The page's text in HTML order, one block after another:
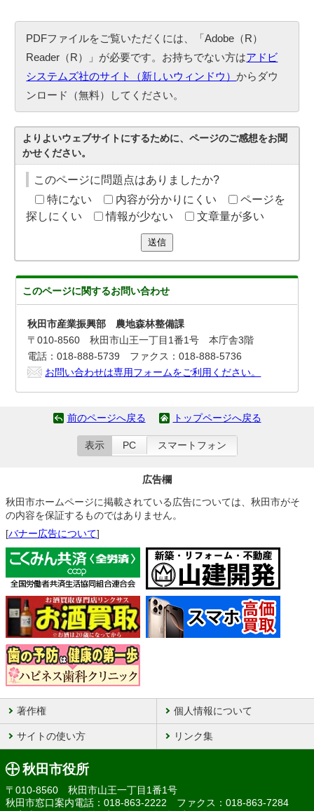
PDFファイルをご覧いただくには、「Adobe（R）
Reader（R）」が必要です。お持ちでない方はアドビ
システムズ社のサイト（新しいウィンドウ）からダウ
ンロード（無料）してください。
よりよいウェブサイトにするために、ページのご感想をお聞
かせください。
このページに問題点はありましたか?
特にない
内容が分かりにくい
ページを
探しにくい
情報が少ない 文章量が多い
送信
このページに関するお問い合わせ
秋田市産業振興部 農地森林整備課
〒010-8560 秋田市山王一丁目1番1号 本庁舎3階
電話：018-888-5739 ファクス：018-888-5736
お問い合わせは専用フォームをご利用ください。
前のページへ戻る トップページへ戻る
表示 PC スマートフォン
広告欄
秋田市ホームページに掲載されている広告については、秋田市がそ
の内容を保証するものではありません。
[バナー広告について]
著作権 個人情報について
サイトの使い方 リンク集
秋田市役所
〒010-8560 秋田市山王一丁目1番1号
秋田市窓口案内電話：018-863-2222 ファクス：018-863-7284